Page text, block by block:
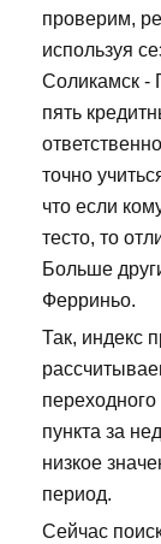
проверим,
используя
Соликамск -
пять
точно
что если
тесто, то
Больше
Ферриньо.
Так, индекс
пункта за
низкое
период.
Сейчас